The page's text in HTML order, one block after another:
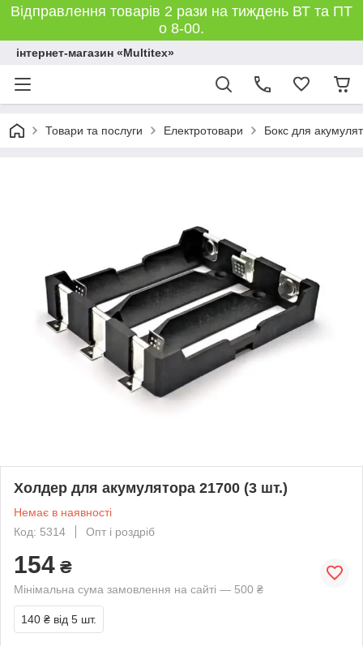
Відправлення товарів 2 рази на тиждень ВТ та ПТ
о 8-00.
інтернет-магазин «Multitex»
Товари та послуги Електротовари Бокс для
Холдер для акумулятора 21700 (3 шт.)
Немає в наявності
Код: 5314
Опт і роздріб
154 ₴
Мінімальна сума замовлення на сайті — 500 ₴
140 ₴ від 5 шт.